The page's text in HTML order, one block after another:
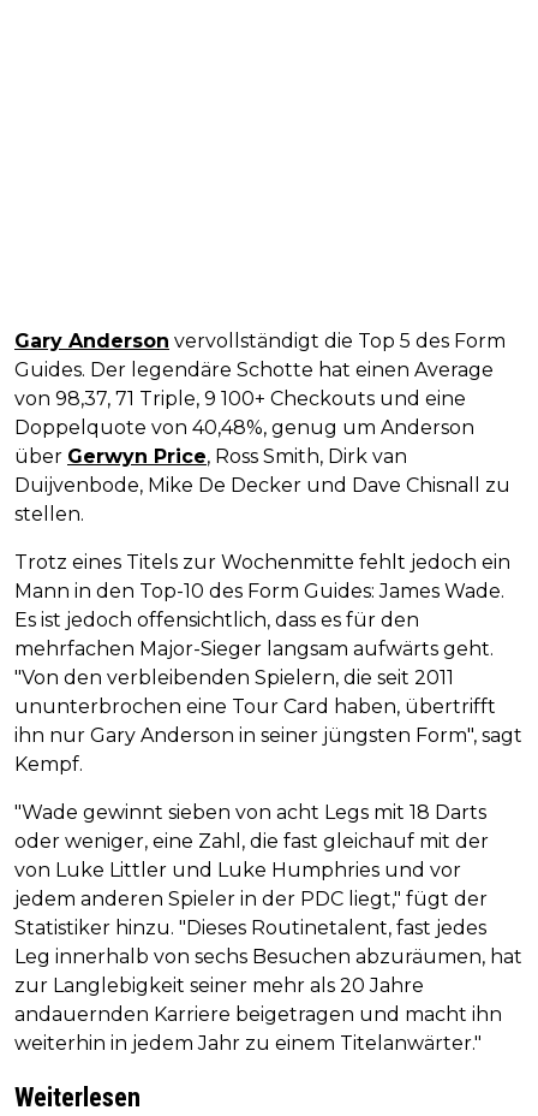
Gary Anderson vervollständigt die Top 5 des Form
Guides. Der legendäre Schotte hat einen Average
von 98,37, 71 Triple, 9 100+ Checkouts und eine
Doppelquote von 40,48%, genug um Anderson
über Gerwyn Price, Ross Smith, Dirk van
Duijvenbode, Mike De Decker und Dave Chisnall zu
stellen.
Trotz eines Titels zur Wochenmitte fehlt jedoch ein
Mann in den Top-10 des Form Guides: James Wade.
Es ist jedoch offensichtlich, dass es für den
mehrfachen Major-Sieger langsam aufwärts geht.
"Von den verbleibenden Spielern, die seit 2011
ununterbrochen eine Tour Card haben, übertrifft
ihn nur Gary Anderson in seiner jüngsten Form", sagt
Kempf.
"Wade gewinnt sieben von acht Legs mit 18 Darts
oder weniger, eine Zahl, die fast gleichauf mit der
von Luke Littler und Luke Humphries und vor
jedem anderen Spieler in der PDC liegt," fügt der
Statistiker hinzu. "Dieses Routinetalent, fast jedes
Leg innerhalb von sechs Besuchen abzuräumen, hat
zur Langlebigkeit seiner mehr als 20 Jahre
andauernden Karriere beigetragen und macht ihn
weiterhin in jedem Jahr zu einem Titelanwärter."
Weiterlesen